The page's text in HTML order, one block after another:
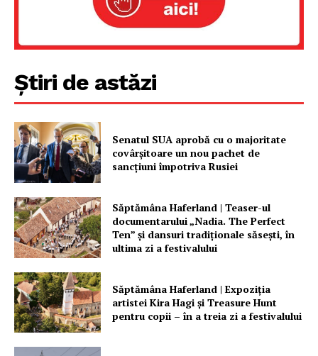
Știri de astăzi
Senatul SUA aprobă cu o majoritate
covârșitoare un nou pachet de
sancțiuni împotriva Rusiei
Săptămâna Haferland | Teaser-ul
documentarului „Nadia. The Perfect
Ten” şi dansuri tradiţionale săseşti, în
ultima zi a festivalului
Săptămâna Haferland | Expoziţia
artistei Kira Hagi şi Treasure Hunt
pentru copii – în a treia zi a festivalului